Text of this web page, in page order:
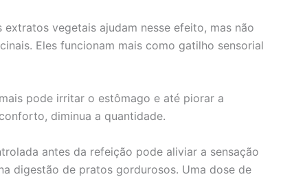
extratos vegetais ajudam nesse efeito, mas não
Eles funcionam mais como gatilho sensorial
pode irritar o estômago e até piorar a
diminua a quantidade.
antes da refeição pode aliviar a sensação
digestão de pratos gordurosos. Uma dose de